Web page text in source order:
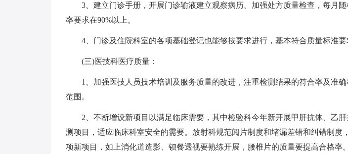
3、建立门诊手册，开展门诊输液建立观察病历。加强处方质量检查，每月
率要求在90%以上。
4、门诊及住院科室的各项基础登记也能够按要求进行，基本符合质量标准要
(三)医技科医疗质量：
1、加强医技人员技术培训及服务质量的改进，注重检测结果的符合率及准
范围。
2、不断增设新项目以满足临床需要，其中检验科今年新开展甲肝抗体、乙
测项目，适应临床科室安全的需要。放射科规范阅片制度和堵漏差错和纠错制度
项新项目，如上消化道造影、钡餐透视要熟练开展，腰椎片的质量要提高合格率。